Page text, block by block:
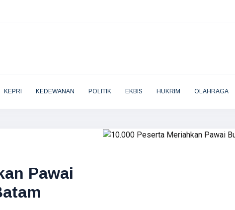
KEPRI KEDEWANAN POLITIK EKBIS HUKRIM OLAHRAGA
Pawai